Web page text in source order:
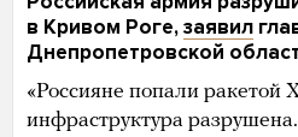
в Кривом Роге,заявил
Днепропетровской
«Россияне попали ракетой
инфраструктура